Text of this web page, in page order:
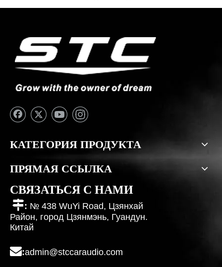
КАТЕГОРИЯ ПРОДУКТА
ПРЯМАЯ ССЫЛКА
СВЯЗАТЬСЯ С НАМИ
: № 438 WuYi Road, Цзянхай
Район, город Цзянмэнь, Гуандун.
Китай
:admin@stccaraudio.com